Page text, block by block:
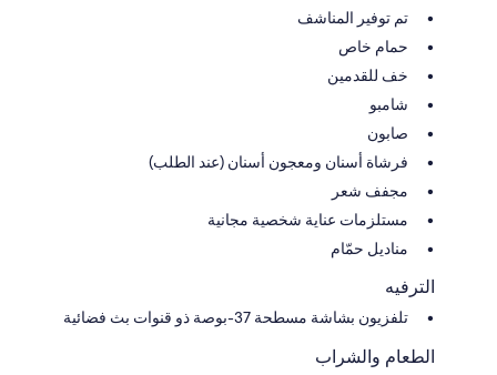
تم توفير المناشف
حمام خاص
خف للقدمين
شامبو
صابون
فرشاة أسنان ومعجون أسنان (عند الطلب)
مجفف شعر
مستلزمات عناية شخصية مجانية
مناديل حمّام
الترفيه
تلفزيون بشاشة مسطحة 37-بوصة ذو قنوات بث فضائية
الطعام والشراب